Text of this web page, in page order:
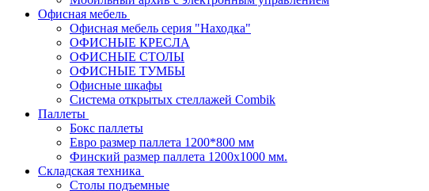
Офисная мебель
Офисная мебель серия "Находка"
ОФИСНЫЕ КРЕСЛА
ОФИСНЫЕ СТОЛЫ
ОФИСНЫЕ ТУМБЫ
Офисные шкафы
Система открытых стеллажей Combik
Паллеты
Бокс паллеты
Евро размер паллета 1200*800 мм
Финский размер паллета 1200х1000 мм.
Складская техника
Столы подъемные